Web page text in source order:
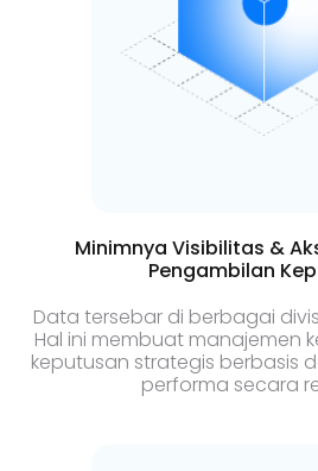
Minimnya Visibilitas &
Pengambilan
Data tersebar di berbagai
Hal ini membuat manajemen
keputusan strategis berbasis
performa secara